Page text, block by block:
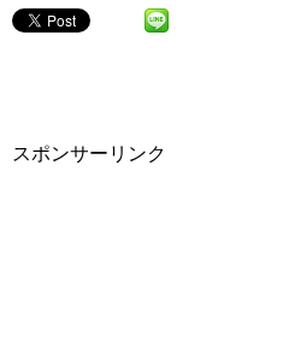
スポンサーリンク